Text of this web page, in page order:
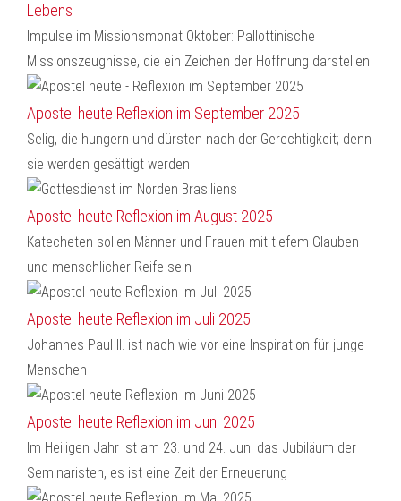
Lebens
Impulse im Missionsmonat Oktober: Pallottinische
Missionszeugnisse, die ein Zeichen der Hoffnung darstellen
Apostel heute Reflexion im September 2025
Selig, die hungern und dürsten nach der Gerechtigkeit; denn
sie werden gesättigt werden
Apostel heute Reflexion im August 2025
Katecheten sollen Männer und Frauen mit tiefem Glauben
und menschlicher Reife sein
Apostel heute Reflexion im Juli 2025
Johannes Paul II. ist nach wie vor eine Inspiration für junge
Menschen
Apostel heute Reflexion im Juni 2025
Im Heiligen Jahr ist am 23. und 24. Juni das Jubiläum der
Seminaristen, es ist eine Zeit der Erneuerung